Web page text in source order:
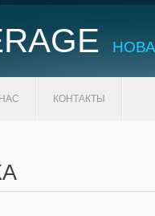
КОНТАКТЫ